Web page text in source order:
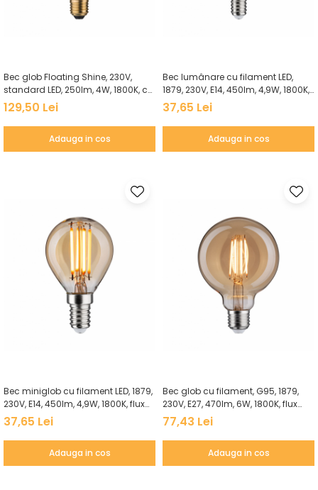
Bec glob Floating Shine, 230V,
standard LED, 250lm, 4W, 1800K, cu
flux luminos variabil, auriu
129,50 Lei
Adauga in cos
Bec lumânare cu filament LED,
1879, 230V, E14, 450lm, 4,9W, 1800K,
flux luminos variabil în 3 pași, auriu
37,65 Lei
Adauga in cos
Bec miniglob cu filament LED, 1879,
230V, E14, 450lm, 4,9W, 1800K, flux
luminos variabil în 3 pași, auriu
37,65 Lei
Adauga in cos
Bec glob cu filament, G95, 1879,
230V, E27, 470lm, 6W, 1800K, flux
luminos variabil în 3 pași, auriu
77,43 Lei
Adauga in cos